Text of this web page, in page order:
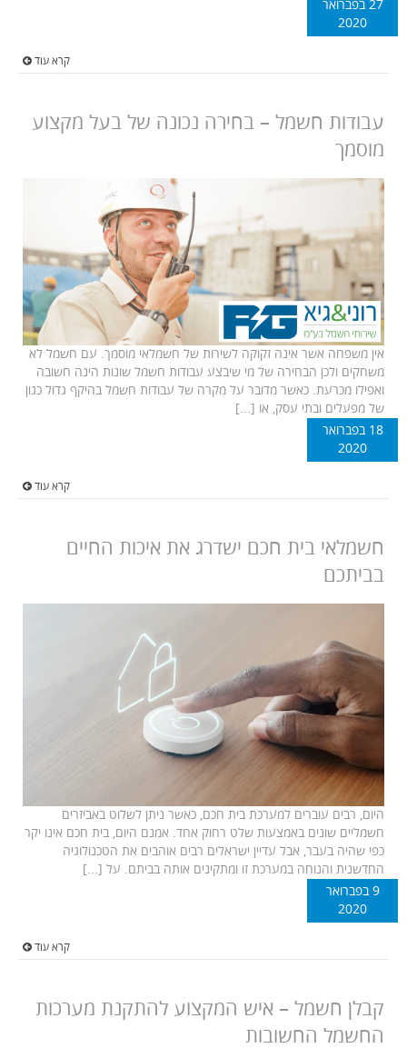
קרא עוד
27 בפברואר
2020
קרא עוד
עבודות חשמל – בחירה נכונה של בעל מקצוע
מוסמך
אין משפחה אשר אינה זקוקה לשירות של חשמלאי מוסמך. עם חשמל לא
משחקים ולכן הבחירה של מי שיבצע עבודות חשמל שונות הינה חשובה
ואפילו מכרעת. כאשר מדובר על מקרה של עבודות חשמל בהיקף גדול כגון
של מפעלים ובתי עסק, או [...]
18 בפברואר
2020
קרא עוד
חשמלאי בית חכם ישדרג את איכות החיים
בביתכם
היום, רבים עוברים למערכת בית חכם, כאשר ניתן לשלוט באביזרים
חשמליים שונים באמצעות שלט רחוק אחד. אמנם היום, בית חכם אינו יקר
כפי שהיה בעבר, אבל עדיין ישראלים רבים אוהבים את הטכנולוגיה
החדשנית והנוחה במערכת זו ומתקינים אותה בביתם. על [...]
9 בפברואר
2020
קבלן חשמל – איש המקצוע להתקנת מערכות
החשמל החשובות